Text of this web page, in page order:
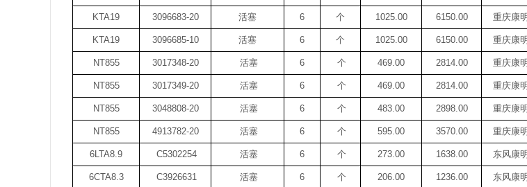
KTA19 3096683-20 活塞 6 个 1025.00 6150.00 重庆康
KTA19 3096685-10 活塞 6 个 1025.00 6150.00 重庆康
NT855 3017348-20 活塞 6 个 469.00 2814.00 重庆康
NT855 3017349-20 活塞 6 个 469.00 2814.00 重庆康
NT855 3048808-20 活塞 6 个 483.00 2898.00 重庆康
NT855 4913782-20 活塞 6 个 595.00 3570.00 重庆康
6LTA8.9 C5302254 活塞 6 个 273.00 1638.00 东风康
6CTA8.3 C3926631 活塞 6 个 206.00 1236.00 东风康